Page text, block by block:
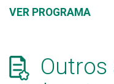
VER PROGRAMA